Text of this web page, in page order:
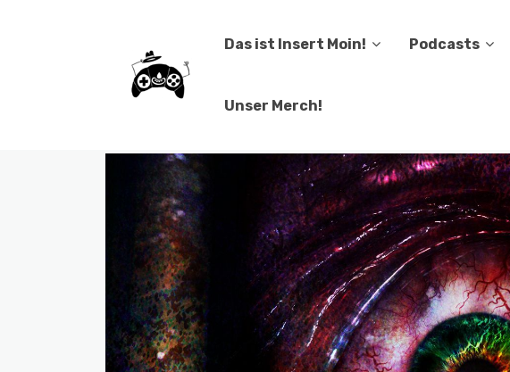
Das ist Insert Moin! Podcasts
Unser Merch!